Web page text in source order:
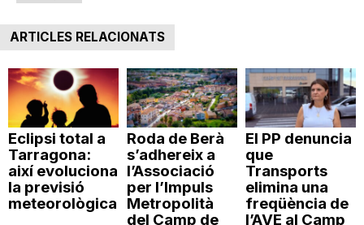
ARTICLES RELACIONATS
Eclipsi total a
Tarragona:
així evoluciona
la previsió
meteorològica
Roda de Berà
s’adhereix a
l’Associació
per l’Impuls
Metropolità
del Camp de
El PP denuncia
que
Transports
elimina una
freqüència de
l’AVE al Camp